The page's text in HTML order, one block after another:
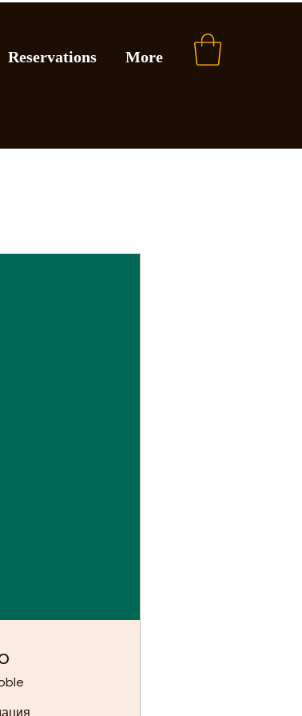
Reservations More